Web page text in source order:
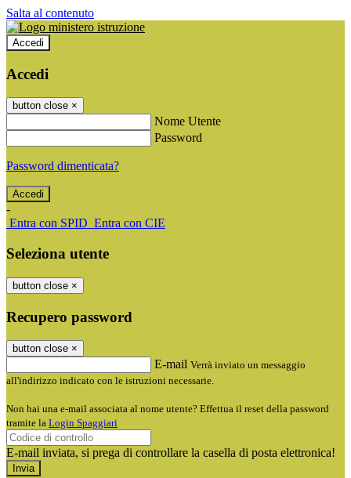
Salta al contenuto
Accedi
Accedi
button close ×
Nome Utente
Password
Password dimenticata?
-
Entra con SPID Entra con CIE
Seleziona utente
button close ×
Recupero password
button close ×
E-mail Verrà inviato un messaggio
all'indirizzo indicato con le istruzioni necessarie.
Non hai una e-mail associata al nome utente? Effettua il reset della password
tramite la Login Spaggiari
E-mail inviata, si prega di controllare la casella di posta elettronica!